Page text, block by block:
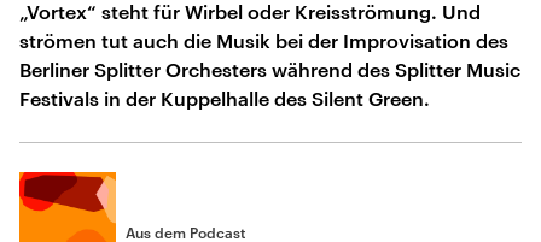
„Vortex“ steht für Wirbel oder Kreisströmung. Und
strömen tut auch die Musik bei der Improvisation des
Berliner Splitter Orchesters während des Splitter Music
Festivals in der Kuppelhalle des Silent Green.
Aus dem Podcast